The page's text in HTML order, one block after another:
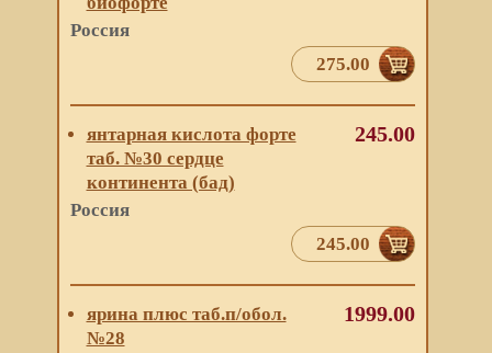
Россия
275.00
янтарная кислота форте
таб. №30 сердце
континента (бад)
Россия
245.00
245.00
ярина плюс таб.п/обол.
№28
1999.00